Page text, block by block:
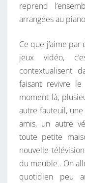
reprend
arrangées au
Ce que j’aime
jeux vidéo,
contextualisent
faisant revivre le
moment là,
autre fauteuil,
amis, un autre
toute petite
nouvelle
du meuble.. On
quotidien peu